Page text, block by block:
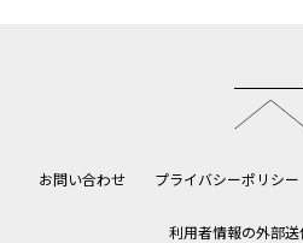
お問い合わせ プライバシーポリシー
利用者情報の外部送